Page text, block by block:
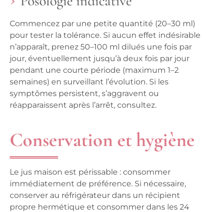
Commencez par une petite quantité (20–30 ml)
pour tester la tolérance. Si aucun effet indésirable
n’apparaît, prenez 50–100 ml dilués une fois par
jour, éventuellement jusqu’à deux fois par jour
pendant une courte période (maximum 1–2
semaines) en surveillant l’évolution. Si les
symptômes persistent, s’aggravent ou
réapparaissent après l’arrêt, consultez.
Conservation et hygiène
Le jus maison est périssable : consommer
immédiatement de préférence. Si nécessaire,
conserver au réfrigérateur dans un récipient
propre hermétique et consommer dans les 24